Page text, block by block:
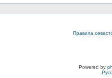
Правила
Powered by